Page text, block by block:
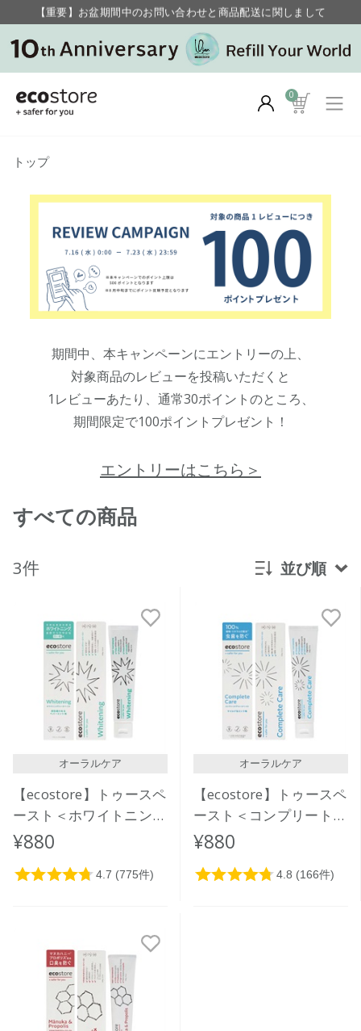
【重要】お盆期間中のお問い合わせと商品配送に関しまして
毎月お得にポイントが貯まる！ “月のポイントアップデー”
0
トップ
期間中、本キャンペーンにエントリーの上、
対象商品のレビューを投稿いただくと
1レビューあたり、通常30ポイントのところ、
期間限定で100ポイントプレゼント！
エントリーはこちら＞
すべての商品
3件 並び順
発売日順
価格が安い
価格が高い
レビューが多い順
人気順
オーラルケア
【ecostore】トゥースペ
ースト＜ホワイトニング
＞ 100g
¥880
オーラルケア
【ecostore】トゥースペ
ースト＜コンプリートケ
ア＞ 100g
¥880